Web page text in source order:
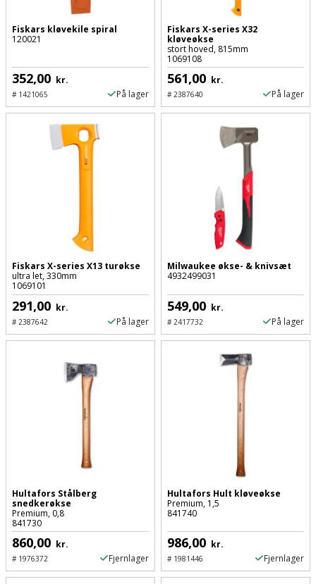
Vinduer
plader
Sav
Savbuk
Savklinge
Skraber
Skruetrækker
Skruetvinge
Slibeartikler
Smøring
og
teleskopstøtte
Stemmejern
Stige
Stillads
Klippeværktøj
Kombokit
Kompressor
Lader
Ligesliber
Loddekolbe
Luftværktøj
Måleinstrumenter
Malersprøjte
Mejselhammer
Multicuttertilbehør
Nedbrydningshammer
Overfræser
Overfræsertilbehør
Køkkenudstyr
Leg
Lommelygte
Merchandise
Mobiltilbehør
Plantekasser
Postkasse
Postkassestander
Prepping
Redskabsskur
Shelter
Sikkerhed
i
hjemmet
Fiskars kløvekile spiral
120021
352,00 kr.
#1421065 På lager
Fiskars X-series X32
kløveøkse
stort hoved, 815mm
1069108
561,00 kr.
#2387640 På lager
Fiskars X-series X13 turøkse
ultra let, 330mm
1069101
291,00 kr.
#2387642 På lager
Milwaukee økse- & knivsæt
4932499031
549,00 kr.
#2417732 På lager
Hultafors Stålberg
snedkerøkse
Premium, 0,8
841730
860,00 kr.
#1976372 Fjernlager
Hultafors Hult kløveøkse
Premium, 1,5
841740
986,00 kr.
#1981446 Fjernlager